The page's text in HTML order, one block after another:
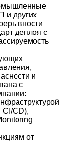
и других
деплоя с
и
с
CI/CD),
от